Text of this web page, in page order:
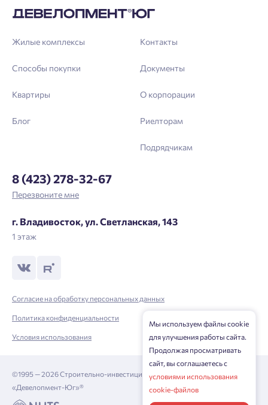
Жилые комплексы
Способы покупки
Квартиры
Блог
Контакты
Документы
О корпорации
Риелторам
Подрядчикам
8 (423) 278-32-67
Перезвоните мне
г. Владивосток, ул. Светланская, 143
1 этаж
Согласие на обработку персональных данных
Политика конфиденциальности
Условия использования
©1995 — 2026 Строительно-инвестиционная корпорация
«Девелопмент-Юг»®
Мы используем файлы cookie
для улучшения работы сайта.
Продолжая просматривать
сайт, вы соглашаетесь с
условиями использования
cookie-файлов